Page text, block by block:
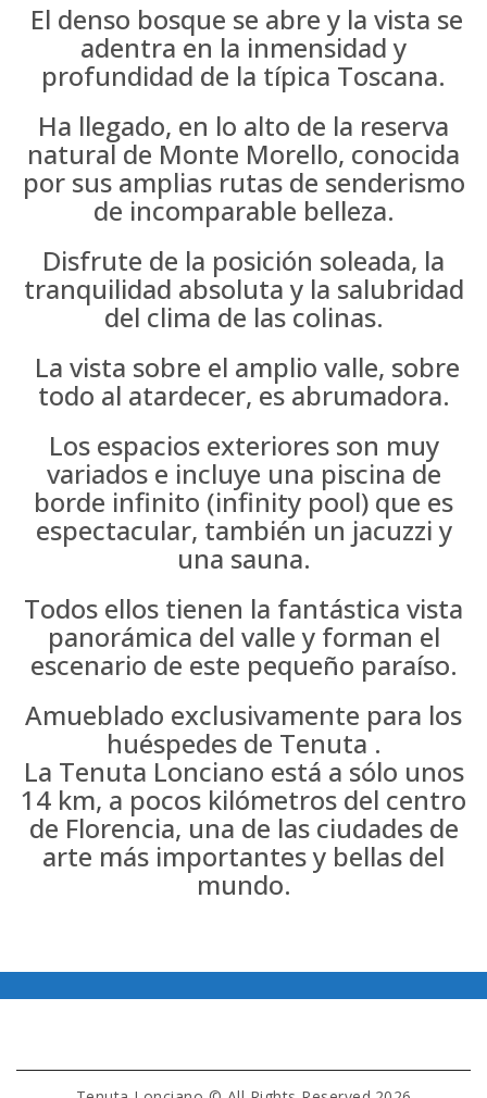
El denso bosque se abre y la vista se
adentra en la inmensidad y
profundidad de la típica Toscana.
Ha llegado, en lo alto de la reserva
natural de Monte Morello, conocida
por sus amplias rutas de senderismo
de incomparable belleza.
Disfrute de la posición soleada, la
tranquilidad absoluta y la salubridad
del clima de las colinas.
La vista sobre el amplio valle, sobre
todo al atardecer, es abrumadora.
Los espacios exteriores son muy
variados e incluye una piscina de
borde infinito (infinity pool) que es
espectacular, también un jacuzzi y
una sauna.
Todos ellos tienen la fantástica vista
panorámica del valle y forman el
escenario de este pequeño paraíso.
Amueblado exclusivamente para los
huéspedes de Tenuta .
La Tenuta Lonciano está a sólo unos
14 km, a pocos kilómetros del centro
de Florencia, una de las ciudades de
arte más importantes y bellas del
mundo.